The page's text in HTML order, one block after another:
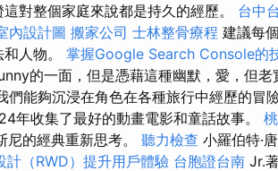
對整個家庭來說都是持久的經歷。 台中
內設計圖 搬家公司 士林整骨療程 建議每
人物。 掌握Google Search Console的
的一面，但是憑藉這種幽默，愛，但
們能夠沉浸在角色在各種旅行中經歷的冒
年收集了最好的動畫電影和童話故事。
尼的經典重新思考。 聽力檢查 小羅伯特·
計（RWD）提升用戶體驗 台胞證台南 Jr.